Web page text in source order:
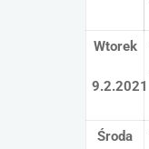
Wtorek
9.2.2021
Środa